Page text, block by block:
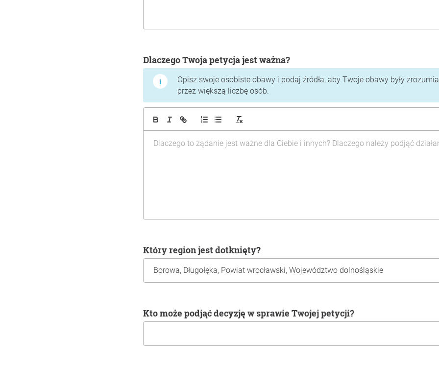
Dlaczego Twoja petycja jest ważna?
Opisz swoje osobiste obawy i podaj źródła, aby Twoje obawy były
przez większą liczbę osób.
Który region jest dotknięty?
Kto może podjąć decyzję w sprawie Twojej petycji?